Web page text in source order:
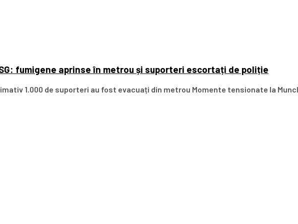
fumigene aprinse în metrou și suporteri escortați de poliție
1.000 de suporteri au fost evacuați din metrou Momente tensionate la